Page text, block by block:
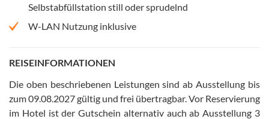
Selbstabfüllstation still oder sprudelnd
W-LAN Nutzung inklusive
REISEINFORMATIONEN
Die oben beschriebenen Leistungen sind ab Ausstellung bis
zum 09.08.2027 gültig und frei übertragbar. Vor Reservierung
im Hotel ist der Gutschein alternativ auch ab Ausstellung 3